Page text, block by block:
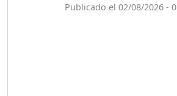
Publicado el 02/08/2026 -